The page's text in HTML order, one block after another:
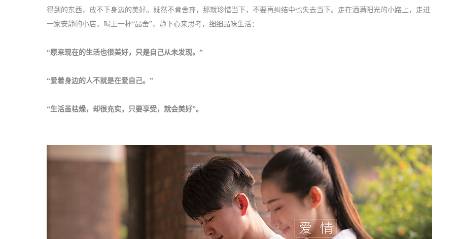
得到的东西，放不下身边的美好。既然不肯舍弃，那就珍惜当下，不要再纠结中也失去当下。走在洒满阳光的小路上，走进
一家安静的小店，喝上一杯“品舍”，静下心来思考，细细品味生活：
“原来现在的生活也很美好，只是自己从未发现。”
“爱着身边的人不就是在爱自己。”
“生活虽枯燥，却很充实，只要享受，就会美好”。